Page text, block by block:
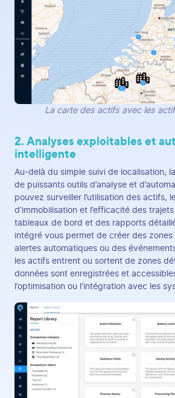
La carte des actifs avec les
2. Analyses exploitables et
intelligente
Au-delà du simple suivi de localisation,
de puissants outils d’analyse et
pouvez surveiller l’utilisation des actifs,
d’immobilisation et l’efficacité des
tableaux de bord et des rapports
intégré vous permet de créer des
alertes automatiques ou des
les actifs entrent ou sortent de zones
données sont enregistrées et
l’optimisation ou l’intégration avec les